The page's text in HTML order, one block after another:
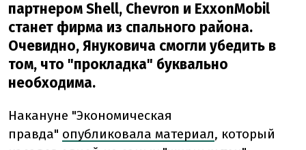
партнером Shell, Chevron и ExxonMobil
станет фирма из спального района.
Очевидно, Януковича смогли убедить в
том, что "прокладка" буквально
необходима.
Накануне "Экономическая
правда" опубликовала материал, который